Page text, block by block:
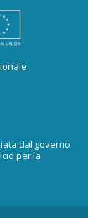
dal governo
per la